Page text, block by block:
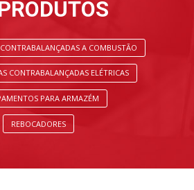
A COMBUSTÃO
CONTRABALANÇADAS ELÉTRICAS
PARA ARMAZÉM
REBOCADORES